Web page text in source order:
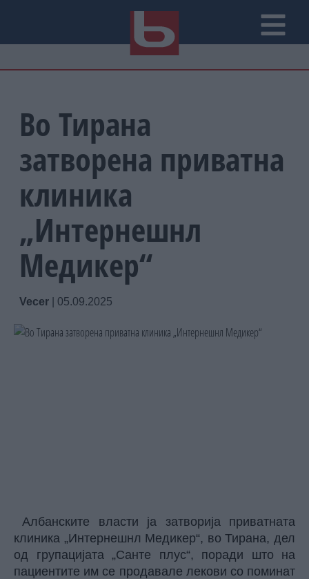
Во Тирана
затворена приватна
клиника
„Интернешнл
Медикер“
Vecer 05.09.2025
Албанските власти ја затворија приватната
клиника „Интернешнл Медикер“, во Тирана, дел
од групацијата „Санте плус“, поради што на
пациентите им се продавале лекови со поминат